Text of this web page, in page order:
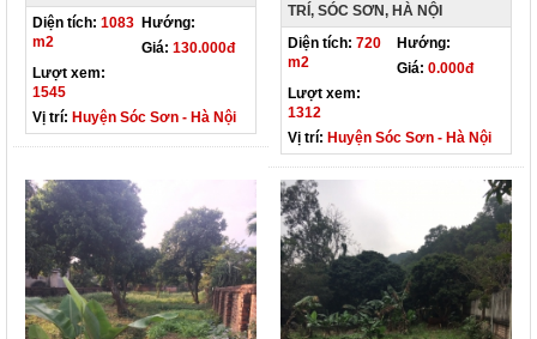
Diện tích: 1083
m2
Hướng:
Giá: 130.000đ
Lượt xem:
1545
Vị trí: Huyện Sóc Sơn - Hà Nội
TRÍ, SÓC SƠN, HÀ NỘI
Diện tích: 720
m2
Hướng:
Giá: 0.000đ
Lượt xem:
1312
Vị trí: Huyện Sóc Sơn - Hà Nội